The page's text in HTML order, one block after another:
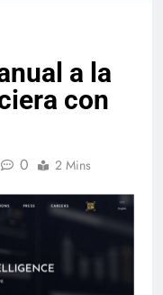
a la
con
0 2 Mins